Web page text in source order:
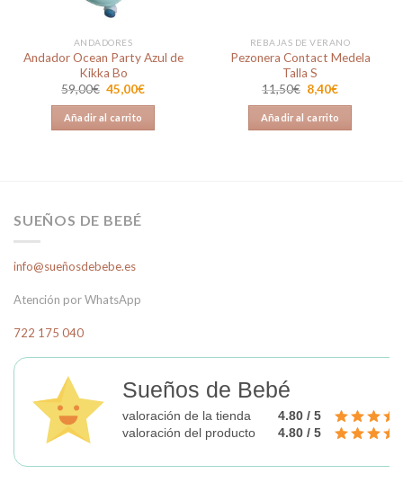
ANDADORES
Andador Ocean Party Azul de
Kikka Bo
59,00€ El
precio
original
era:
59,00€.
45,00€El
45,00€.
Añadir al carrito
REBAJAS DE VERANO
Pezonera Contact Medela
Talla S
11,50€ El
precio
original
era:
11,50€.
8,40€El
es:
8,40€.
Añadir al carrito
SUEÑOS DE BEBÉ
info@sueñosdebebe.es
Atención por WhatsApp
722 175 040
Sueños de Bebé
valoración de la tienda
4.80 / 5
valoración del producto
4.80 / 5